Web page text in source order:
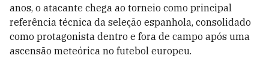
anos, o atacante chega ao torneio como principal
referência técnica da seleção espanhola, consolidado
como protagonista dentro e fora de campo após uma
ascensão meteórica no futebol europeu.